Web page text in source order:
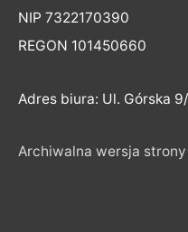
NIP 7322170390
REGON 101450660
Adres biura: Ul. Górska
Archiwalna wersja